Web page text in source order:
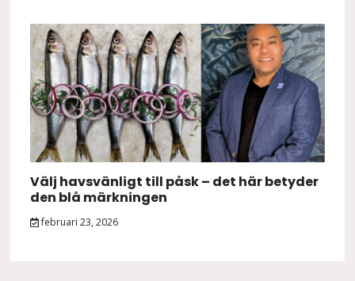
Välj havsvänligt till påsk – det här betyder
den blå märkningen
februari 23, 2026